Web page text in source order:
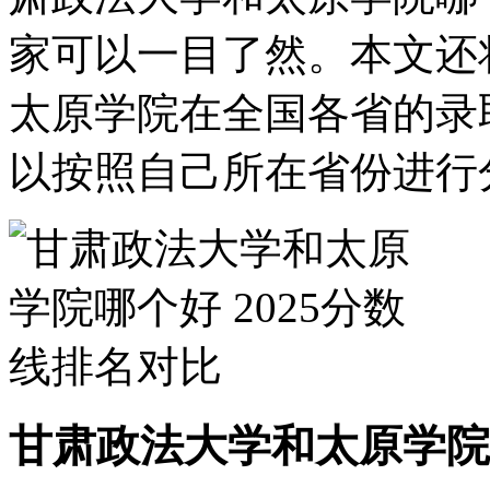
家可以一目了然。本文
太原学院在全国各省的
以按照自己所在省份进
甘肃政法大学和太原学